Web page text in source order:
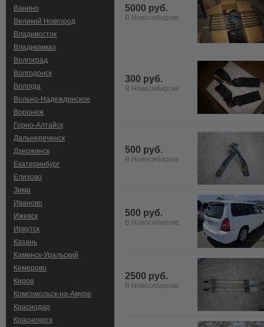
Ванино
Великий Новгород
Владивосток
Владикавказ
Волгоград
Волгодонск
Вологда
Вольно-Hадеждинское
Воронеж
Горно-Алтайск
Дальнереченск
Дзержинск
Екатеринбург
Елизово
Зима
Иваново
Ижевск
Иркутск
Казань
Каменск-Уральский
Кемерово
Киров
Комсомольск-на-Амуре
Краснодар
Красноярск
5000 руб.
В Новосибирске
300 руб.
В Новосибирске
500 руб.
В Новосибирске
500 руб.
В Новосибирске
2500 руб.
В Новосибирске